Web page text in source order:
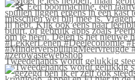
Tweedehands wordt gelukkig